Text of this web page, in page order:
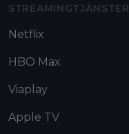
STREAMINGTJÄNSTER
Netflix
HBO Max
Viaplay
Apple TV